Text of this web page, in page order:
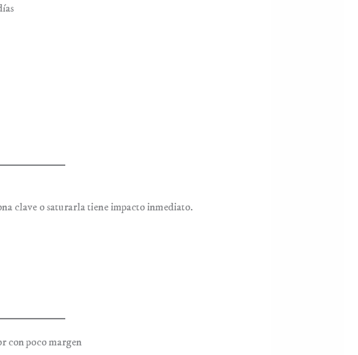
clave o saturarla tiene impacto inmediato.
con poco margen